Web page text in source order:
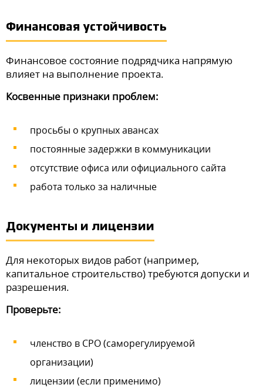
Финансовая устойчивость
Финансовое состояние подрядчика напрямую
влияет на выполнение проекта.
Косвенные признаки проблем:
просьбы о крупных авансах
постоянные задержки в коммуникации
отсутствие офиса или официального сайта
работа только за наличные
Документы и лицензии
Для некоторых видов работ (например,
капитальное строительство) требуются допуски и
разрешения.
Проверьте:
членство в СРО (саморегулируемой
организации)
лицензии (если применимо)